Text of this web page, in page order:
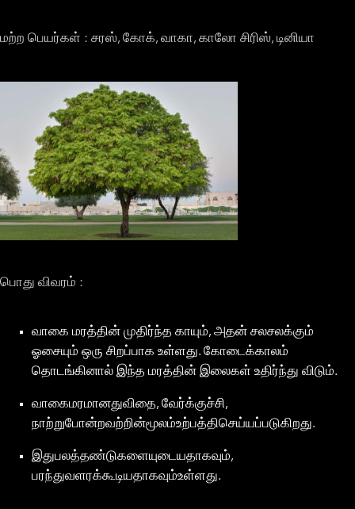
மற்ற பெயர்கள் : சரஸ், கோக், வாகா, காலோ சிரிஸ், டினியா
பொது விவரம் :
வாகை மரத்தின் முதிர்ந்த காயும், அதன் சலசலக்கும்
ஓசையும் ஒரு சிறப்பாக உள்ளது. கோடைக்காலம்
தொடங்கினால் இந்த மரத்தின் இலைகள் உதிர்ந்து விடும்.
வாகைமரமானதுவிதை, வேர்க்குச்சி,
நாற்றுபோன்றவற்றின்மூலம்உற்பத்திசெய்யப்படுகிறது.
இதுபலத்தண்டுகளையுடையதாகவும்,
பரந்துவளரக்கூடியதாகவும்உள்ளது.